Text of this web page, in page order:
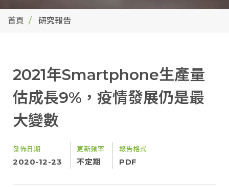
首頁 研究報告
2021年Smartphone生產量
估成長9%，疫情發展仍是最
大變數
發佈日期
2020-12-23
更新頻率
不定期
報告格式
PDF